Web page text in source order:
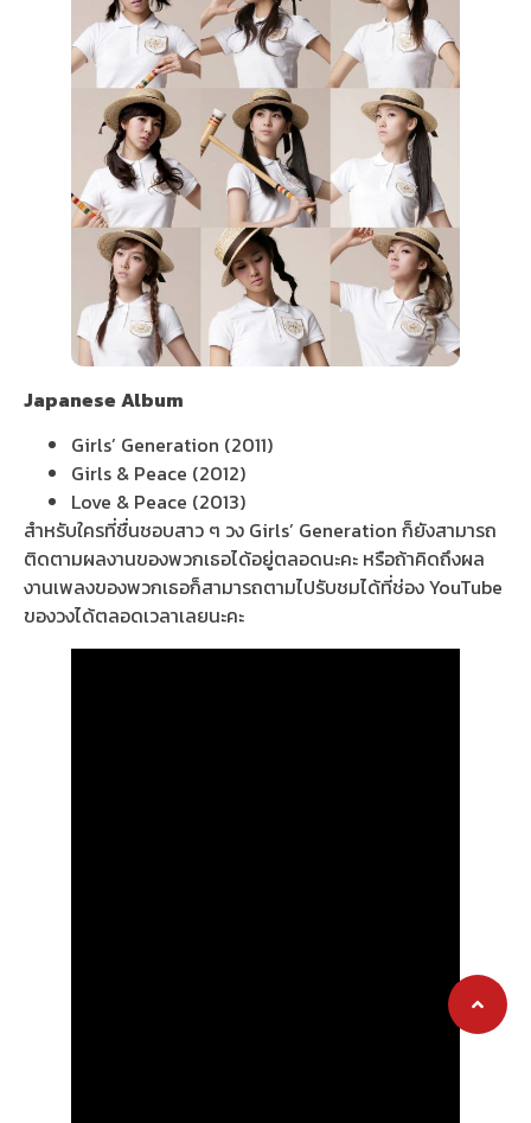
Japanese Album
Girls’ Generation (2011)
Girls & Peace (2012)
Love & Peace (2013)
สำหรับใครที่ชื่นชอบสาว ๆ วง Girls’ Generation ก็ยังสามารถ
ติดตามผลงานของพวกเธอได้อยู่ตลอดนะคะ หรือถ้าคิดถึงผล
งานเพลงของพวกเธอก็สามารถตามไปรับชมได้ที่ช่อง YouTube
ของวงได้ตลอดเวลาเลยนะคะ